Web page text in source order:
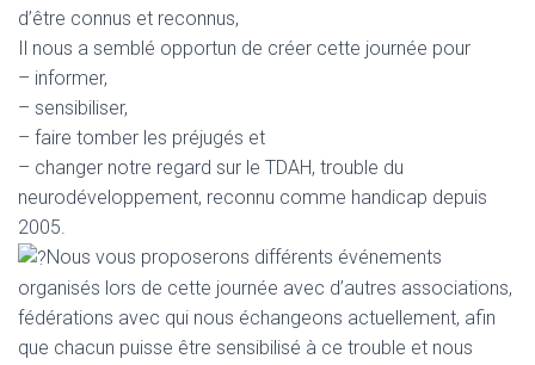
d’être connus et reconnus,
Il nous a semblé opportun de créer cette journée pour
– informer,
– sensibiliser,
– faire tomber les préjugés et
– changer notre regard sur le TDAH, trouble du
neurodéveloppement, reconnu comme handicap depuis
2005.
Nous vous proposerons différents événements
organisés lors de cette journée avec d’autres associations,
fédérations avec qui nous échangeons actuellement, afin
que chacun puisse être sensibilisé à ce trouble et nous